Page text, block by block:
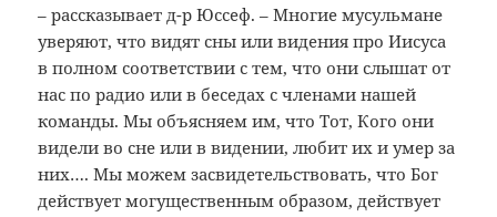
– рассказывает д-р Юссеф. – Многие мусульмане
уверяют, что видят сны или видения про Иисуса
в полном соответствии с тем, что они слышат от
нас по радио или в беседах с членами нашей
команды. Мы объясняем им, что Тот, Кого они
видели во сне или в видении, любит их и умер за
них…. Мы можем засвидетельствовать, что Бог
действует могущественным образом, действует